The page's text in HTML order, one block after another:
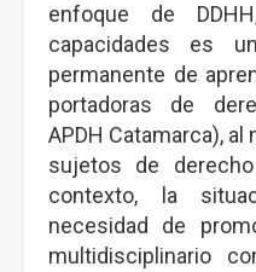
enfoque de
capacidades es
permanente de
portadoras de
APDH Catamarca),
sujetos de
contexto, la
necesidad de
multidisciplinario